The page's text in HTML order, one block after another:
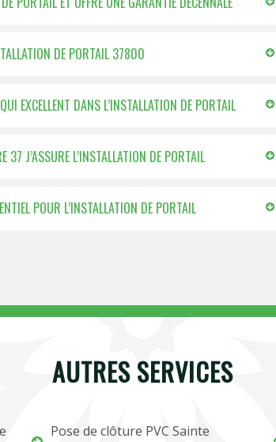
DE PORTAIL 37800
EXCELLENT DANS L’INSTALLATION DE PORTAIL
37 J’ASSURE L’INSTALLATION DE PORTAIL
POUR L’INSTALLATION DE PORTAIL
AUTRES SERVICES
Pose de clôture PVC Sainte